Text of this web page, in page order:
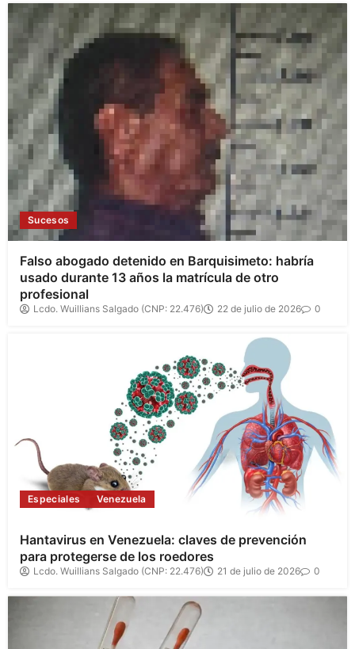
Sucesos
Falso abogado detenido en Barquisimeto: habría
usado durante 13 años la matrícula de otro
profesional
Lcdo. Wuillians Salgado (CNP: 22.476) 22 de julio de 2026 0
Especiales Venezuela
Hantavirus en Venezuela: claves de prevención
para protegerse de los roedores
Lcdo. Wuillians Salgado (CNP: 22.476) 21 de julio de 2026 0